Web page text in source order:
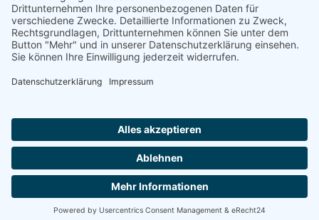
Footer
Cookie-Einstellungen Datenschutz
Impressum